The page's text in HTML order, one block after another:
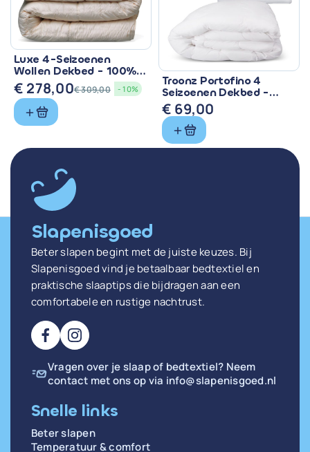
Luxe 4-Seizoenen
Wollen Dekbed - 100%
Zuiver Scheerwol
€309,00
Oorspronkelijke
prijs
€ 309,00.
€ 278,00
Huidige
prijs
€ 278,00.
- 10%
Troonz Portofino 4
Seizoenen Dekbed -
Comfort voor Elk
Seizoen
€ 69,00
Slapenisgoed
Beter slapen begint met de juiste keuzes. Bij
Slapenisgoed vind je betaalbaar bedtextiel en
praktische slaaptips die bijdragen aan een
comfortabele en rustige nachtrust.
Vragen over je slaap of bedtextiel? Neem
contact met ons op via info@slapenisgoed.nl
Snelle links
Beter slapen
Temperatuur & comfort